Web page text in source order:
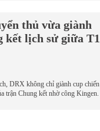
thủ vừa giành
kết lịch sử giữa T1
DRX không chỉ giành cup chiến
trận Chung kết nhờ công Kingen.